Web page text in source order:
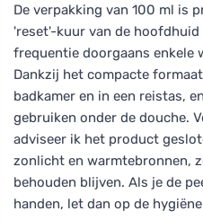
De verpakking van 100 ml is
'reset'-kuur van de hoofdhuid
frequentie doorgaans enkele
Dankzij het compacte
badkamer en in een reistas,
gebruiken onder de douche.
adviseer ik het product
zonlicht en warmtebronnen,
behouden blijven. Als je de
handen, let dan op de